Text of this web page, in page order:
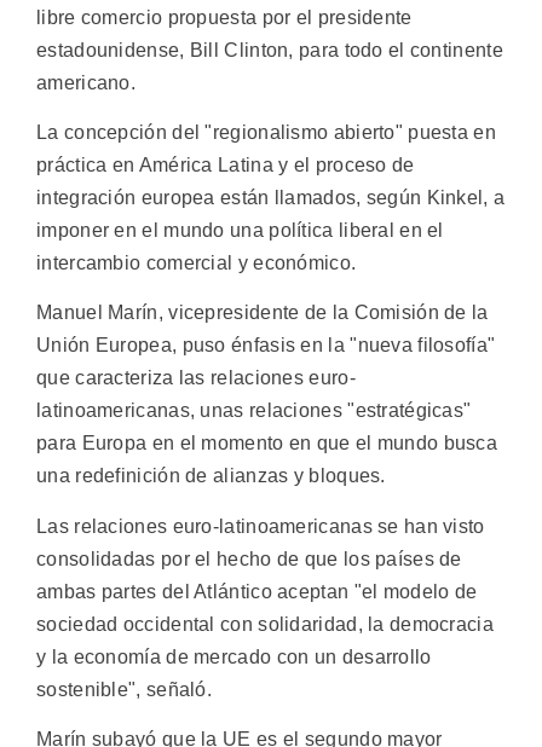
libre comercio propuesta por el presidente
estadounidense, Bill Clinton, para todo el continente
americano.
La concepción del "regionalismo abierto" puesta en
práctica en América Latina y el proceso de
integración europea están llamados, según Kinkel, a
imponer en el mundo una política liberal en el
intercambio comercial y económico.
Manuel Marín, vicepresidente de la Comisión de la
Unión Europea, puso énfasis en la "nueva filosofía"
que caracteriza las relaciones euro-
latinoamericanas, unas relaciones "estratégicas"
para Europa en el momento en que el mundo busca
una redefinición de alianzas y bloques.
Las relaciones euro-latinoamericanas se han visto
consolidadas por el hecho de que los países de
ambas partes del Atlántico aceptan "el modelo de
sociedad occidental con solidaridad, la democracia
y la economía de mercado con un desarrollo
sostenible", señaló.
Marín subayó que la UE es el segundo mayor